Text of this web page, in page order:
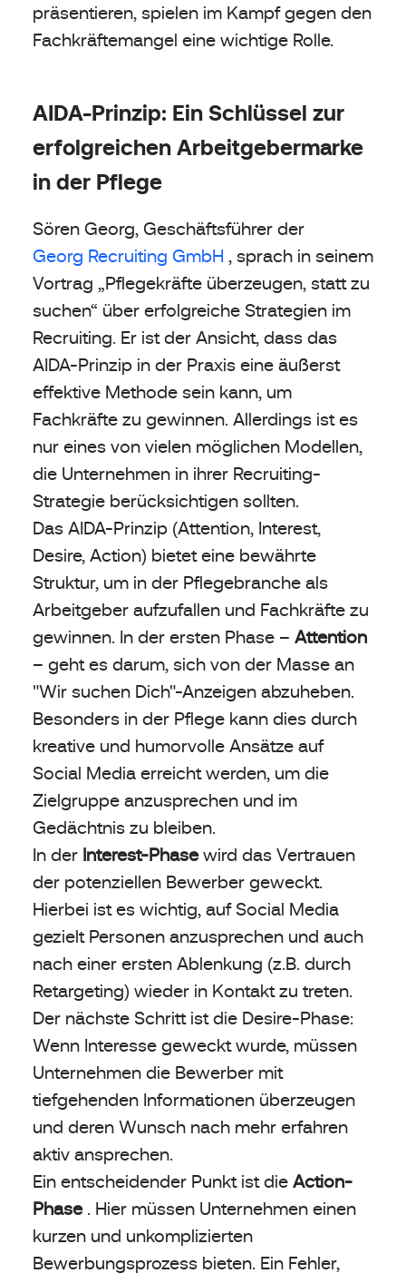
präsentieren, spielen im Kampf gegen den
Fachkräftemangel eine wichtige Rolle.
AIDA-Prinzip: Ein Schlüssel zur
erfolgreichen Arbeitgebermarke
in der Pflege
Sören Georg, Geschäftsführer der
Georg Recruiting GmbH , sprach in seinem
Vortrag „Pflegekräfte überzeugen, statt zu
suchen“ über erfolgreiche Strategien im
Recruiting. Er ist der Ansicht, dass das
AIDA-Prinzip in der Praxis eine äußerst
effektive Methode sein kann, um
Fachkräfte zu gewinnen. Allerdings ist es
nur eines von vielen möglichen Modellen,
die Unternehmen in ihrer Recruiting-
Strategie berücksichtigen sollten.
Das AIDA-Prinzip (Attention, Interest,
Desire, Action) bietet eine bewährte
Struktur, um in der Pflegebranche als
Arbeitgeber aufzufallen und Fachkräfte zu
gewinnen. In der ersten Phase – Attention
– geht es darum, sich von der Masse an
"Wir suchen Dich"-Anzeigen abzuheben.
Besonders in der Pflege kann dies durch
kreative und humorvolle Ansätze auf
Social Media erreicht werden, um die
Zielgruppe anzusprechen und im
Gedächtnis zu bleiben.
In der Interest-Phasewird das Vertrauen
der potenziellen Bewerber geweckt.
Hierbei ist es wichtig, auf Social Media
gezielt Personen anzusprechen und auch
nach einer ersten Ablenkung (z.B. durch
Retargeting) wieder in Kontakt zu treten.
Der nächste Schritt ist die Desire-Phase:
Wenn Interesse geweckt wurde, müssen
Unternehmen die Bewerber mit
tiefgehenden Informationen überzeugen
und deren Wunsch nach mehr erfahren
aktiv ansprechen.
Ein entscheidender Punkt ist die Action-
Phase. Hier müssen Unternehmen einen
kurzen und unkomplizierten
Bewerbungsprozess bieten. Ein Fehler,